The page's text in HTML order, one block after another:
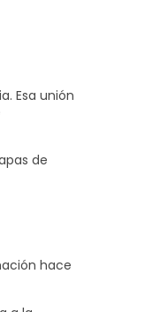
Esa unión
de
hace